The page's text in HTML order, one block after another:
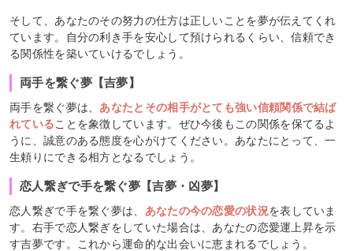
そして、あなたのその努力の仕方は正しいことを夢が伝えてくれ
ています。自分の利き手を安心して預けられるくらい、信頼でき
る関係性を築いていけるでしょう。
両手を繋ぐ夢【吉夢】
両手を繋ぐ夢は、あなたとその相手がとても強い信頼関係で結ば
れていることを象徴しています。ぜひ今後もこの関係を保てるよ
うに、誠意のある態度を心がけてください。あなたにとって、一
生頼りにできる相方となるでしょう。
恋人繋ぎで手を繋ぐ夢【吉夢・凶夢】
恋人繋ぎで手を繋ぐ夢は、 あなたの今の恋愛の状況を表していま
す。右手で恋人繋ぎをしていた場合は、あなたの恋愛運上昇を示
す吉夢です。これから運命的な出会いに恵まれるでしょう。